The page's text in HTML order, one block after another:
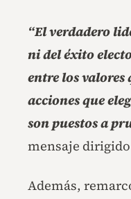
“El verdadero
ni del éxito
entre los valores
acciones que
son puestos a
mensaje
Además,